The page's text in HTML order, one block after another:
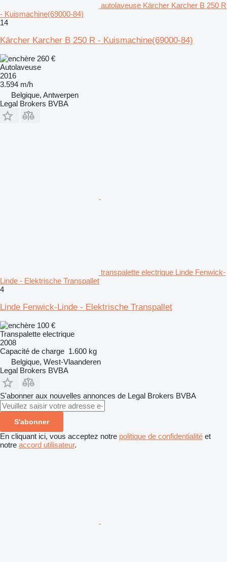
autolaveuse Kärcher Karcher B 250 R
- Kuismachine(69000-84)
14
Kärcher Karcher B 250 R - Kuismachine(69000-84)
260 €
Autolaveuse
2016
3.594 m/h
Belgique, Antwerpen
Legal Brokers BVBA
transpalette electrique Linde Fenwick-
Linde - Elektrische Transpallet
4
Linde Fenwick-Linde - Elektrische Transpallet
100 €
Transpalette electrique
2008
Capacité de charge 1.600 kg
Belgique, West-Vlaanderen
Legal Brokers BVBA
S'abonner aux nouvelles annonces de Legal Brokers BVBA
S'abonner
En cliquant ici, vous acceptez notre politique de confidentialité et
notre accord utilisateur.